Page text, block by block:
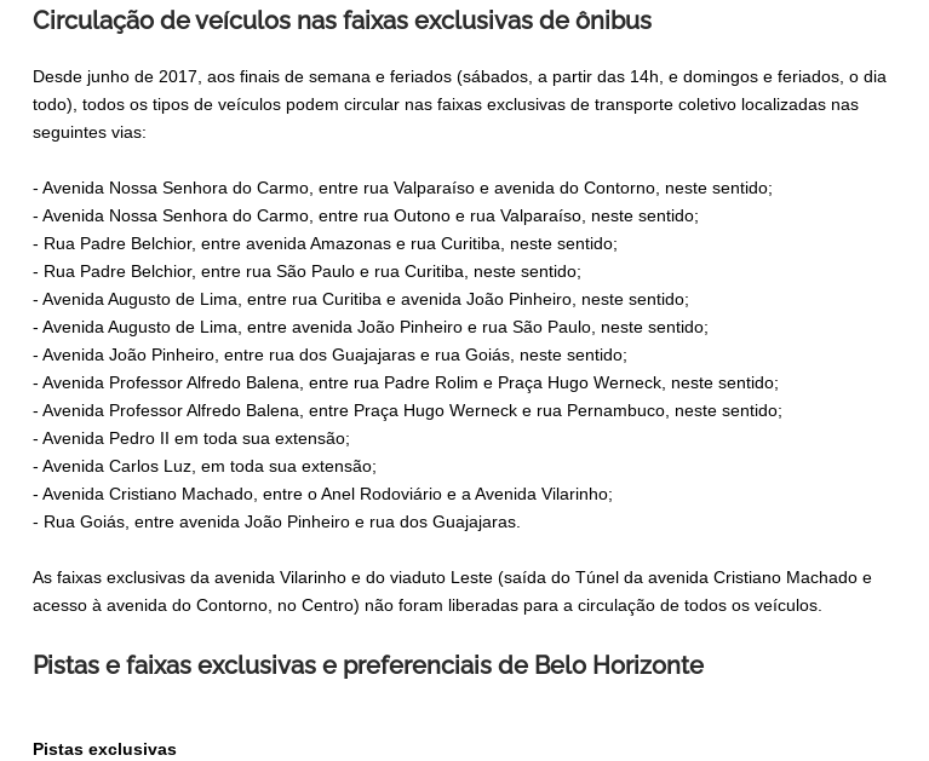
Circulação de veículos nas faixas exclusivas de ônibus
Desde junho de 2017, aos finais de semana e feriados (sábados, a partir das 14h, e domingos e feriados, o dia
todo), todos os tipos de veículos podem circular nas faixas exclusivas de transporte coletivo localizadas nas
seguintes vias:
- Avenida Nossa Senhora do Carmo, entre rua Valparaíso e avenida do Contorno, neste sentido;
- Avenida Nossa Senhora do Carmo, entre rua Outono e rua Valparaíso, neste sentido;
- Rua Padre Belchior, entre avenida Amazonas e rua Curitiba, neste sentido;
- Rua Padre Belchior, entre rua São Paulo e rua Curitiba, neste sentido;
- Avenida Augusto de Lima, entre rua Curitiba e avenida João Pinheiro, neste sentido;
- Avenida Augusto de Lima, entre avenida João Pinheiro e rua São Paulo, neste sentido;
- Avenida João Pinheiro, entre rua dos Guajajaras e rua Goiás, neste sentido;
- Avenida Professor Alfredo Balena, entre rua Padre Rolim e Praça Hugo Werneck, neste sentido;
- Avenida Professor Alfredo Balena, entre Praça Hugo Werneck e rua Pernambuco, neste sentido;
- Avenida Pedro II em toda sua extensão;
- Avenida Carlos Luz, em toda sua extensão;
- Avenida Cristiano Machado, entre o Anel Rodoviário e a Avenida Vilarinho;
- Rua Goiás, entre avenida João Pinheiro e rua dos Guajajaras.
As faixas exclusivas da avenida Vilarinho e do viaduto Leste (saída do Túnel da avenida Cristiano Machado e
acesso à avenida do Contorno, no Centro) não foram liberadas para a circulação de todos os veículos.
Pistas e faixas exclusivas e preferenciais de Belo Horizonte
Pistas exclusivas